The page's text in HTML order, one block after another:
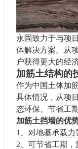
永固致力于与项
体解决方案。从
户获得更大的经
加筋土结构的
作为中国土体加
具体情况 ，从项
态环保、 节省工期
加筋土挡墙的优
1、 对地基承载力
2、 可节省工期，